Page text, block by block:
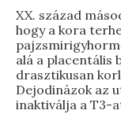
XX. század
hogy a kora
alá a placentális
drasztikusan
Dejodinázok az
inaktiválja a T3-